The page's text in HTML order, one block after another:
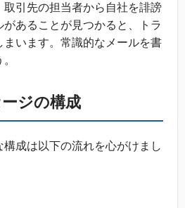
取引先の担当者から自社を誹謗
あることが見つかると、トラ
まいます。常識的なメールを書
ジの構成
成は以下の流れを心がけまし